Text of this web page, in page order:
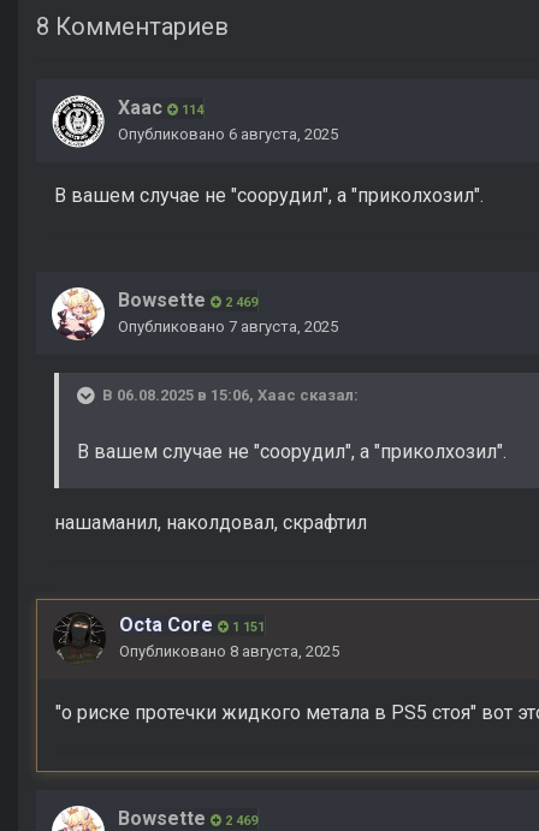
8 Комментариев
Хаас 114
Опубликовано 6 августа, 2025
В вашем случае не "соорудил", а "приколхозил".
Bowsette 2 469
Опубликовано 7 августа, 2025
В 06.08.2025 в 15:06, Хаас сказал:
В вашем случае не "соорудил", а "приколхозил".
нашаманил, наколдовал, скрафтил
Octa Core 1 151
Опубликовано 8 августа, 2025
"о риске протечки жидкого метала в PS5 стоя" вот
Bowsette 2 469